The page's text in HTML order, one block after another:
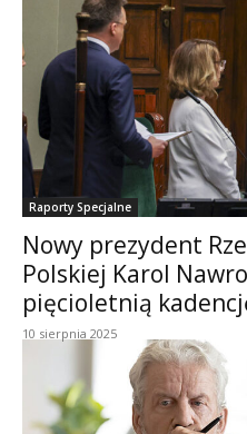
Raporty Specjalne
Nowy prezydent
Polskiej Karol
pięcioletnią
10 sierpnia 2025